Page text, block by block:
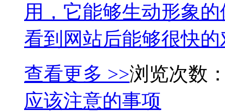
用，它能够生动形象
看到网站后能够很快
查看更多 >>浏览次数
应该注意的事项